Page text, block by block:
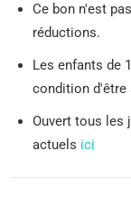
Ce bon n'est
réductions.
Les enfants de
condition d'être
Ouvert tous les
actuels ici